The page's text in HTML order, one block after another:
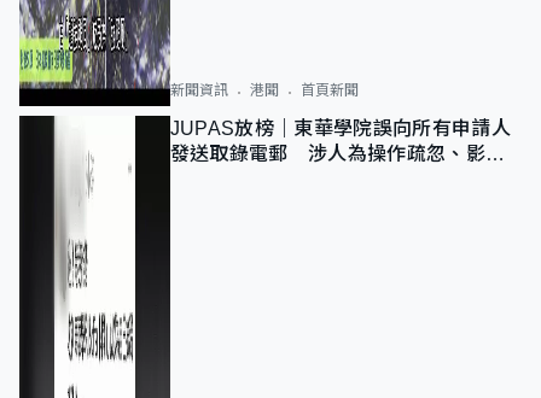
新聞資訊 港聞 首頁新聞
JUPAS放榜｜東華學院誤向所有申請人
發送取錄電郵 涉人為操作疏忽、影響